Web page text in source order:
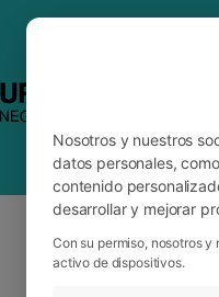
Nosotros y nuestros
datos personales,
contenido
desarrollar y mejorar
Con su permiso, nosotros
activo de dispositivos.